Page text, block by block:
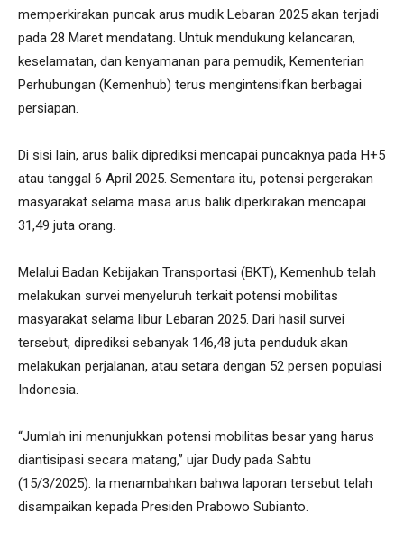
memperkirakan puncak arus mudik Lebaran 2025 akan terjadi
pada 28 Maret mendatang. Untuk mendukung kelancaran,
keselamatan, dan kenyamanan para pemudik, Kementerian
Perhubungan (Kemenhub) terus mengintensifkan berbagai
persiapan.
Di sisi lain, arus balik diprediksi mencapai puncaknya pada H+5
atau tanggal 6 April 2025. Sementara itu, potensi pergerakan
masyarakat selama masa arus balik diperkirakan mencapai
31,49 juta orang.
Melalui Badan Kebijakan Transportasi (BKT), Kemenhub telah
melakukan survei menyeluruh terkait potensi mobilitas
masyarakat selama libur Lebaran 2025. Dari hasil survei
tersebut, diprediksi sebanyak 146,48 juta penduduk akan
melakukan perjalanan, atau setara dengan 52 persen populasi
Indonesia.
“Jumlah ini menunjukkan potensi mobilitas besar yang harus
diantisipasi secara matang,” ujar Dudy pada Sabtu
(15/3/2025). Ia menambahkan bahwa laporan tersebut telah
disampaikan kepada Presiden Prabowo Subianto.